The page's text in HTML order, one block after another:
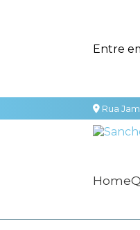
Entre
Rua
Home